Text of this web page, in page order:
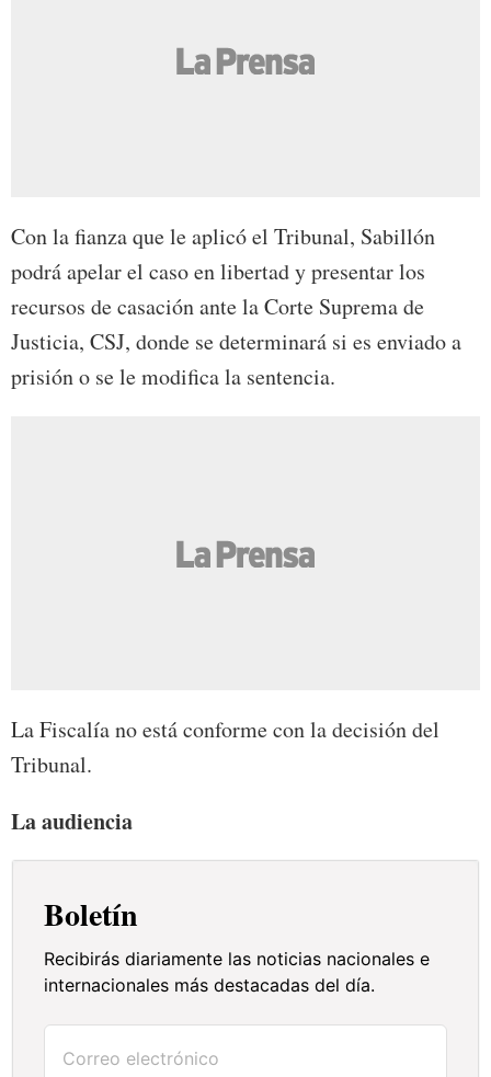
Con la fianza que le aplicó el Tribunal, Sabillón
podrá apelar el caso en libertad y presentar los
recursos de casación ante la Corte Suprema de
Justicia, CSJ, donde se determinará si es enviado a
prisión o se le modifica la sentencia.
La Fiscalía no está conforme con la decisión del
Tribunal.
La audiencia
Boletín
Recibirás diariamente las noticias nacionales e
internacionales más destacadas del día.